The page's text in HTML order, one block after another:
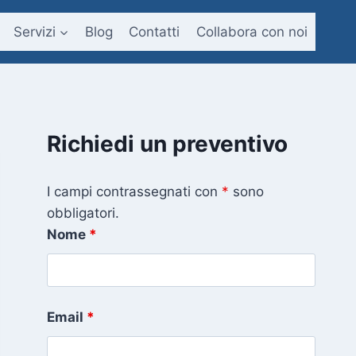
Servizi Blog Contatti Collabora con noi
Richiedi un preventivo
I campi contrassegnati con * sono
obbligatori.
Nome *
Email *